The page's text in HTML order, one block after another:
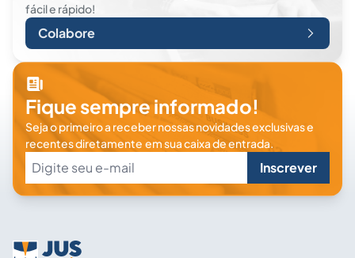
fácil e rápido!
Colabore
Fique sempre informado!
Seja o primeiro a receber nossas novidades exclusivas e
recentes diretamente em sua caixa de entrada.
Inscrever